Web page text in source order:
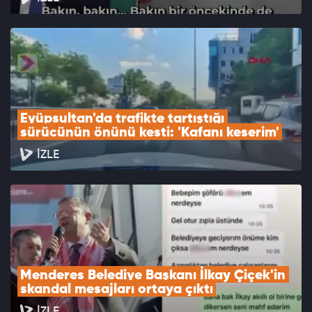
Eyüpsultan'da trafikte tartıştığı
sürücünün önünü kesti: 'Kafanı keserim'
İZLE
Menderes Belediye Başkanı İlkay Çiçek'in
skandal mesajları ortaya çıktı